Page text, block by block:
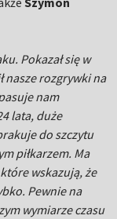
Pokazał się w
nasze rozgrywki na
nam
lata, duże
do szczytu
piłkarzem. Ma
wskazują, że
Pewnie na
wymiarze czasu